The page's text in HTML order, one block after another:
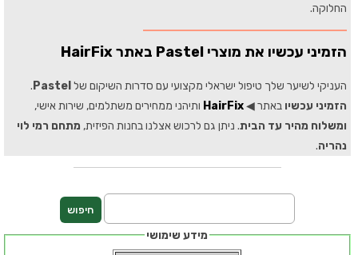
החלוקה.
הזמיני עכשיו את מוצרי Pastel באתר HairFix
העניקי לשיער שלך טיפול ישראלי מקצועי עם סדרות השיקום של Pastel
.
הזמיני עכשיו באתר ◀HairFix ותיהני ממחירים משתלמים, שירות אישי,
ומשלוח מהיר עד הבית. ניתן גם לרכוש אצלנו בחנות הפיזית, מתחם רמי לוי
נהריה.
מידע שימושי